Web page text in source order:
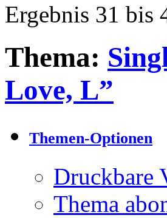
Ergebnis 31 bis
Thema:
Love, L”
Themen-Optionen
Druckbare
Thema